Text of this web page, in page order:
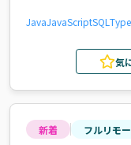
JavaJavaScriptSQL
気
新着 フルリモ